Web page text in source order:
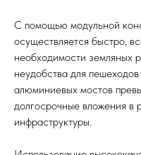
С помощью модульной
осуществляется быстро,
необходимости земляных
неудобства для
алюминиевых мостов
долгосрочные вложения в
инфраструктуры.